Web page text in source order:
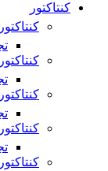
کنتاکتور